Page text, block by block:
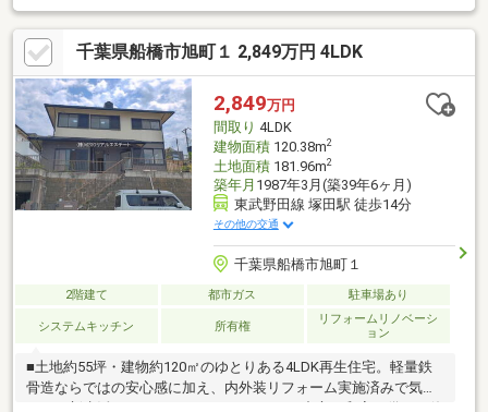
良さが魅力の空間です！心地よい開放感を感じながらお過ごしい
ただけます！③豊富な収納スペースを確保しているため、生活感
を抑えたすっきりとした空間をキープできます！また片付けがし
やすく、毎日の暮らしがより快適になります！④車種制限はあり
ますが、カースペースは2台分をしっかり確保しています！ご家族
で車をお持ちの方にも便利な住まいです！
千葉県船橋市旭町１ 2,849万円 4LDK
2,849万円
間取り 4LDK
建物面積120.38m2
土地面積181.96m2
築年月 1987年3月(築39年6ヶ月)
東武野田線 塚田駅 徒歩14分
その他の交通
千葉県船橋市旭町１
2階建て 都市ガス 駐車場あり
システムキッチン 所有権
リフォームリノベーシ
ョン
■土地約55坪・建物約120㎡のゆとりある4LDK再生住宅。軽量鉄
骨造ならではの安心感に加え、内外装リフォーム実施済みで気持